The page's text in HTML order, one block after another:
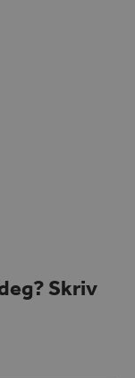
Skriv